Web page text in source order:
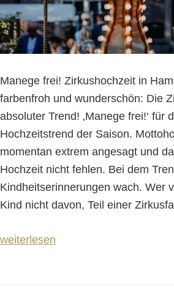
Manege frei! Zirkushochzeit in
farbenfroh und wunderschön: Die
absoluter Trend! ‚Manege frei!‘ für
Hochzeitstrend der Saison.
momentan extrem angesagt und
Hochzeit nicht fehlen. Bei dem
Kindheitserinnerungen wach. Wer
Kind nicht davon, Teil einer
weiterlesen